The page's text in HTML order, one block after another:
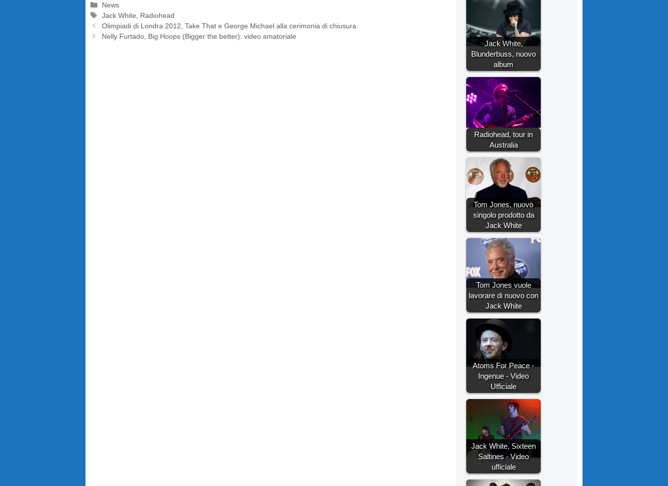
Categorie
News
Tag
Jack White
Radiohead
Olimpiadi di Londra 2012, Take That e George Michael alla cerimonia di chiusura
Nelly Furtado, Big Hoops (Bigger the better): video amatoriale
Jack White,
Blunderbuss, nuovo
album
Radiohead, tour in
Australia
Tom Jones, nuovo
singolo prodotto da
Jack White
Tom Jones vuole
lavorare di nuovo con
Jack White
Atoms For Peace -
Ingenue - Video
Ufficiale
Jack White, Sixteen
Saltines - Video
ufficiale